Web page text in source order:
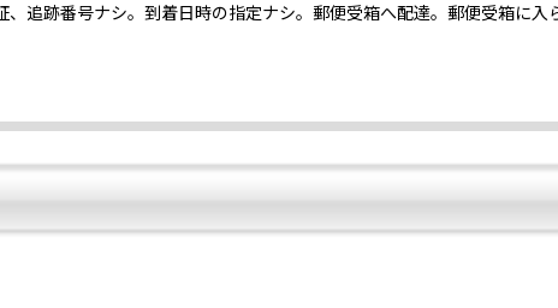
、追跡番号ナシ。到着日時の指定ナシ。郵便受箱へ配達。郵便受箱に